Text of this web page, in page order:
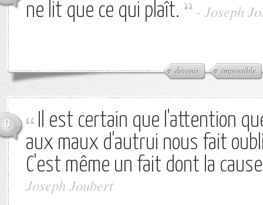
ne lit que ce qui plaît.
- Joseph
devenir impossible
0
Il est certain que l'attention
aux maux d'autrui nous fait
C'est même un fait dont la
Joseph Joubert